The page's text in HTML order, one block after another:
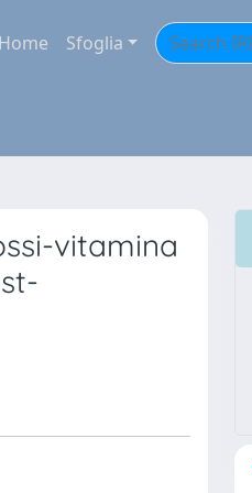
Home Sfoglia
vitamina